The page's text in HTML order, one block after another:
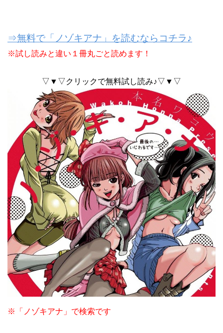
⇒無料で「ノゾキアナ」を読むならコチラ♪
※試し読みと違い１冊丸ごと読めます！
▽▼▽クリックで無料試し読み♪▽▼▽
※「ノゾキアナ」で検索です